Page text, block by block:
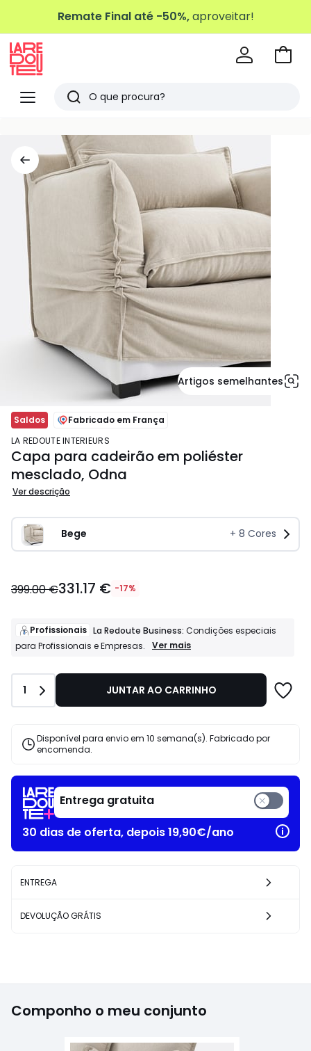
Remate Final até -50%,aproveitar!
Menu
Redoute
Pesquisar
artigos
vistos
Ir
Artigos semelhantes
Saldos
Fabricado em França
LA REDOUTE INTERIEURS
Capa para cadeirão em poliéster
mesclado, Odna
Ver descrição
Bege + 8 Cores
€
de
399.00
17%
desconto
399.00 €331.17 € -17%
Profissionais La Redoute Business: Condições especiais
para Profissionais e Empresas.
Profissionais
Condições
e
Ver mais
Quantidade
1 JUNTAR AO CARRINHO
Disponível para envio em 10 semana(s). Fabricado por
encomenda.
Entrega gratuita
30 dias de oferta, depois 19,90€/ano
ENTREGA
DEVOLUÇÃO GRÁTIS
Componho o meu conjunto